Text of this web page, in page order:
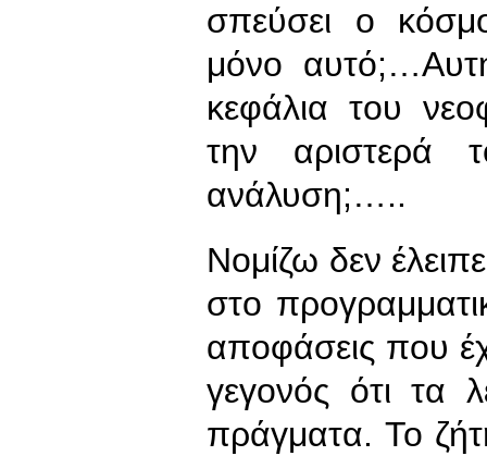
σπεύσει ο
μόνο
κεφάλια του
την αριστερά
ανάλυση;…..
Νομίζω δεν
στο
αποφάσεις που
γεγονός ότι τα
πράγματα. Το